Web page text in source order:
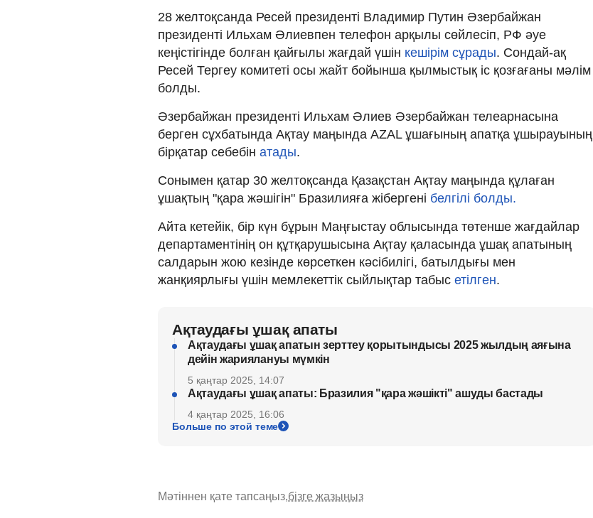
28 желтоқсанда Ресей президенті Владимир Путин Әзербайжан
президенті Ильхам Әлиевпен телефон арқылы сөйлесіп, РФ әуе
кеңістігінде болған қайғылы жағдай үшін кешірім сұрады. Сондай-ақ
Ресей Тергеу комитеті осы жайт бойынша қылмыстық іс қозғағаны мәлім
болды.
Әзербайжан президенті Ильхам Әлиев Әзербайжан телеарнасына
берген сұхбатында Ақтау маңында AZAL ұшағының апатқа ұшырауының
бірқатар себебін атады.
Сонымен қатар 30 желтоқсанда Қазақстан Ақтау маңында құлаған
ұшақтың "қара жәшігін" Бразилияға жібергені белгілі болды.
Айта кетейік, бір күн бұрын Маңғыстау облысында төтенше жағдайлар
департаментінің он құтқарушысына Ақтау қаласында ұшақ апатының
салдарын жою кезінде көрсеткен кәсібилігі, батылдығы мен
жанқиярлығы үшін мемлекеттік сыйлықтар табыс етілген.
Ақтаудағы ұшақ апаты
Ақтаудағы ұшақ апатын зерттеу қорытындысы 2025 жылдың аяғына
дейін жариялануы мүмкін
5 қаңтар 2025, 14:07
Ақтаудағы ұшақ апаты: Бразилия "қара жәшікті" ашуды бастады
4 қаңтар 2025, 16:06
Больше по этой теме
Мәтіннен қате тапсаңыз,бізге жазыңыз